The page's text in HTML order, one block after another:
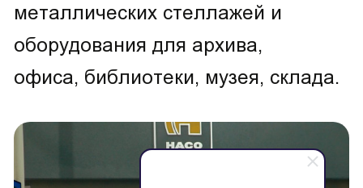
металлических стеллажей и
оборудования для архива,
офиса, библиотеки, музея, склада.